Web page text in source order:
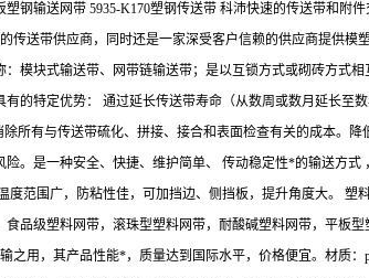
钢输送网带 5935-K170塑钢传送带 科沛快速的传送带和
送带供应商，同时还是一家深受客户信赖的供应商提供
模块式输送带、网带链输送带；是以互锁方式或砌砖方式
的特定优势： 通过延长传送带寿命（从数周或数月延长至
所有与传送带硫化、拼接、接合和表面检查有关的成本。
。是一种安全、快捷、维护简单、 传动稳定性*的输送方
范围广，防粘性佳，可加挡边、侧挡板，提升角度大。
品级塑料网带，滚珠型塑料网带，耐酸碱塑料网带，平板
之用，其产品性能*，质量达到国际水平，价格便宜。材质